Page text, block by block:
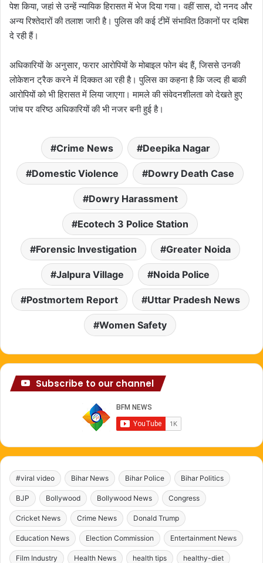
पेश किया, जहां से उन्हें न्यायिक हिरासत में भेज दिया गया। वहीं सास, दो ननद और
अन्य रिश्तेदारों की तलाश जारी है। पुलिस की कई टीमें संभावित ठिकानों पर दबिश
दे रही हैं।
अधिकारियों के अनुसार, फरार आरोपियों के मोबाइल फोन बंद हैं, जिससे उनकी
लोकेशन ट्रैक करने में दिक्कत आ रही है। पुलिस का कहना है कि जल्द ही बाकी
आरोपियों को भी हिरासत में लिया जाएगा। मामले की संवेदनशीलता को देखते हुए
जांच पर वरिष्ठ अधिकारियों की भी नजर बनी हुई है।
Crime News Deepika Nagar
Domestic Violence Dowry Death Case
Dowry Harassment
Ecotech 3 Police Station
Forensic Investigation Greater Noida
Jalpura Village Noida Police
Postmortem Report Uttar Pradesh News
Women Safety
Subscribe to our channel
#viral video Bihar News Bihar Police Bihar Politics
BJP Bollywood Bollywood News Congress
Cricket News Crime News Donald Trump
Education News Election Commission Entertainment News
Film Industry Health News health tips healthy-diet